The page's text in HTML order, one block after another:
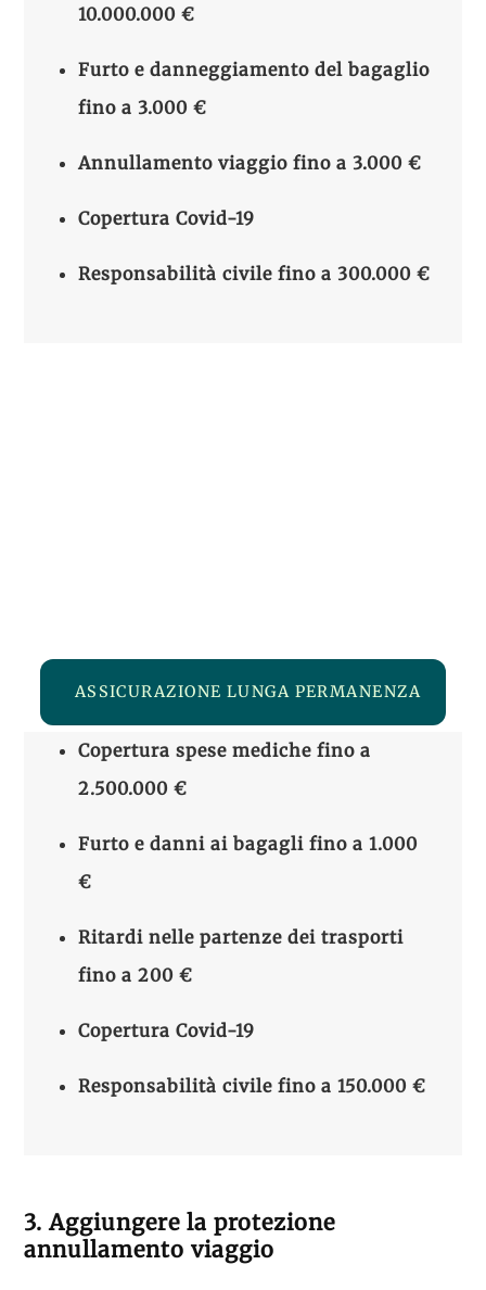
10.000.000 €
Furto e danneggiamento del bagaglio
fino a 3.000 €
Annullamento viaggio fino a 3.000 €
Copertura Covid-19
Responsabilità civile fino a 300.000 €
ASSICURAZIONE LUNGA PERMANENZA
Copertura spese mediche fino a
2.500.000 €
Furto e danni ai bagagli fino a 1.000
€
Ritardi nelle partenze dei trasporti
fino a 200 €
Copertura Covid-19
Responsabilità civile fino a 150.000 €
3. Aggiungere la protezione
annullamento viaggio